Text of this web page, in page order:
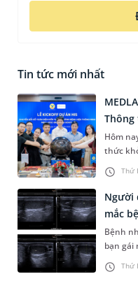
Tin tức mới nhất
Thứ
Thông
Hôm
thức
Quản
Thứ
Người
mắc
Bệnh
bạn gái
sức
làm các